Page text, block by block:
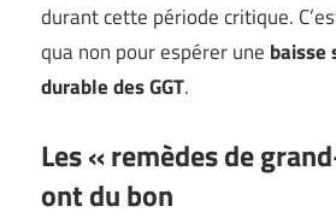
durant cette période critique.
qua non pour espérer une baisse
durable des GGT.
Les « remèdes de
ont du bon